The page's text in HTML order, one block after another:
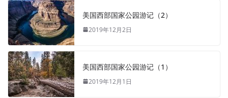
美国西部国家公园游记（2）
2019年12月2日
美国西部国家公园游记（1）
2019年12月1日